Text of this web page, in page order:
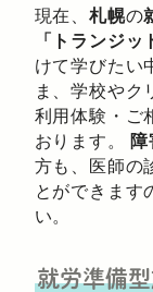
現在、 札幌の
「トランジッ
けて学びたい
ま、学校やク
利用体験・ご
おります。障
方も、医師の
とができます
い。
就労準備